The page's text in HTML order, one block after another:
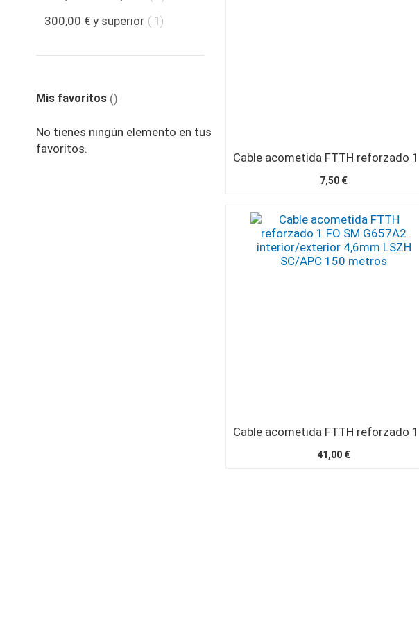
300,00 € y superior 1producto
7,50 €
41,00 €
Mis favoritos
No tienes ningún elemento en tus
favoritos.